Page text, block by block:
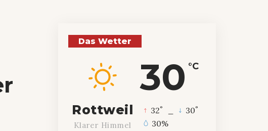
Das Wetter
30 °C
Rottweil
Klarer Himmel
32° 30°
30%